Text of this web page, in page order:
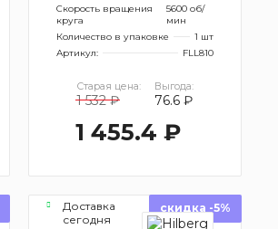
Скорость вращения
круга
5600 об/
мин
Количество в упаковке
1 шт
Артикул:
FLL810
Старая цена:
1 532 ₽
Выгода:
76.6 ₽
1 455.4 ₽
Доставка
сегодня
скидка -5%